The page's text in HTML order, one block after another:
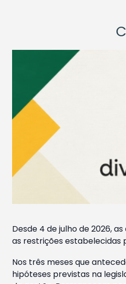
Desde 4 de julho de 2026,
as restrições estabelecidas
Nos três meses que
hipóteses previstas na